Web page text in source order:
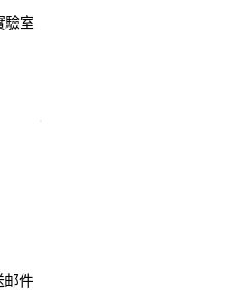
驗室
邮件